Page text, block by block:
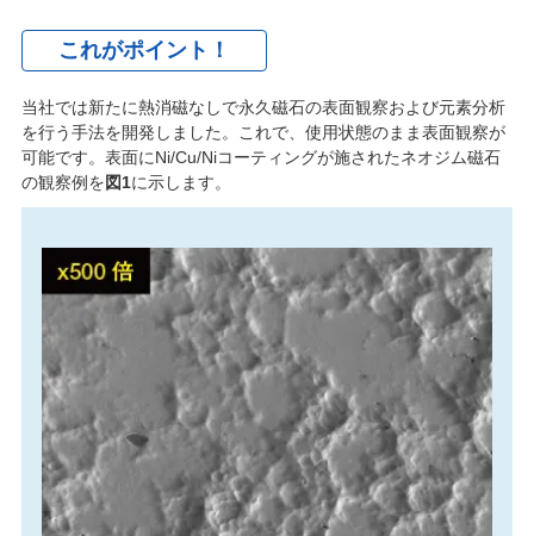
これがポイント！
当社では新たに熱消磁なしで永久磁石の表面観察および元素分析
を行う手法を開発しました。これで、使用状態のまま表面観察が
可能です。表面にNi/Cu/Niコーティングが施されたネオジム磁石
の観察例を図1に示します。